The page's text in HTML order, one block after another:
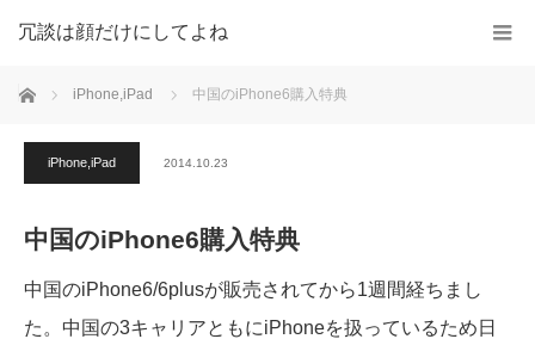
冗談は顔だけにしてよね
ホーム iPhone,iPad 中国のiPhone6購入特典
iPhone,iPad 2014.10.23
中国のiPhone6購入特典
中国のiPhone6/6plusが販売されてから1週間経ちまし
た。中国の3キャリアともにiPhoneを扱っているため日